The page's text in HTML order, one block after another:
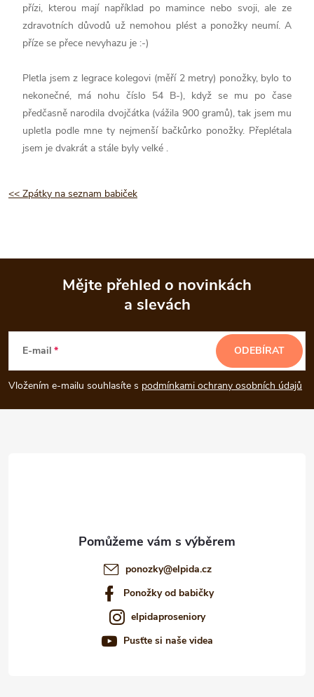
přízi, kterou mají například po mamince nebo svoji, ale ze
zdravotních důvodů už nemohou plést a ponožky neumí. A
příze se přece nevyhazu je :-)
Pletla jsem z legrace kolegovi (měří 2 metry) ponožky, bylo to
nekonečné, má nohu číslo 54 B-), když se mu po čase
předčasně narodila dvojčátka (vážila 900 gramů), tak jsem mu
upletla podle mne ty nejmenší bačkůrko ponožky. Přeplétala
jsem je dvakrát a stále byly velké .
<< Zpátky na seznam babiček
p
a
Mějte přehled o novinkách
a slevách
E-mail
Vložením e-mailu souhlasíte s podmínkami ochrany osobních údajů
ODEBÍRAT
ponozky@elpida.cz
Ponožky od babičky
elpidaproseniory
Pusťte si naše videa